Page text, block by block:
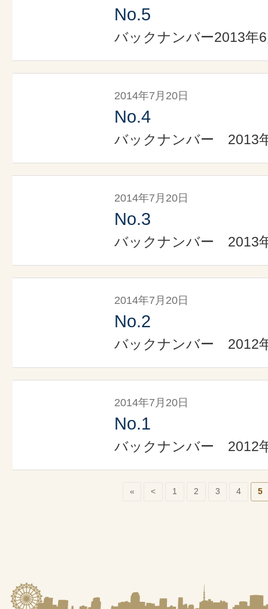
No.5
バックナンバー2013年
2014年7月20日
No.4
バックナンバー 2013
2014年7月20日
No.3
バックナンバー 2013
2014年7月20日
No.2
バックナンバー 2012
2014年7月20日
No.1
バックナンバー 2012
« < 1 2 3 4 5